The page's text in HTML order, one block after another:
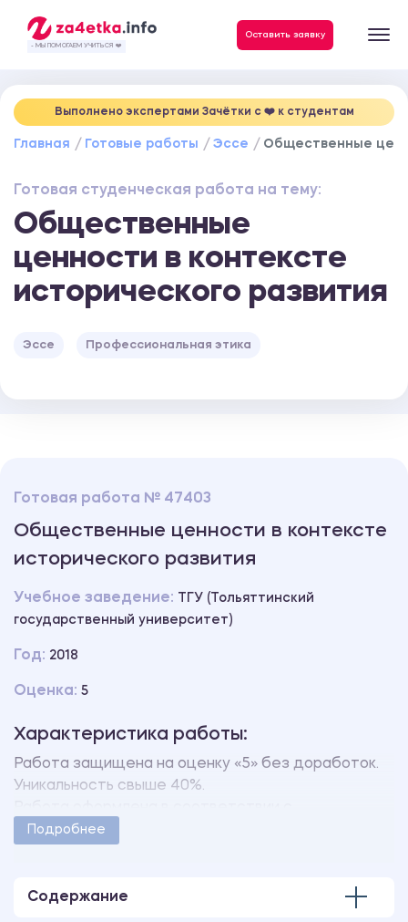
- МЫ ПОМОГАЕМ УЧИТЬСЯ ❤️
Оставить заявку
Выполнено экспертами Зачётки c ❤️ к студентам
Главная Готовые работы Эссе Общественные
Готовая студенческая работа на тему:
Общественные
ценности в контексте
исторического развития
Эссе Профессиональная этика
Готовая работа № 47403
Общественные ценности в контексте
исторического развития
Учебное заведение:
ТГУ (Тольяттинский
государственный университет)
Год: 2018
Оценка: 5
Характеристика работы:
Работа защищена на оценку «5» без доработок.
Уникальность свыше 40%.
методическими указаниями учебного заведения.
Подробнее
Содержание